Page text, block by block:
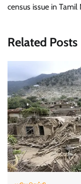
census issue in Tamil
Related Posts